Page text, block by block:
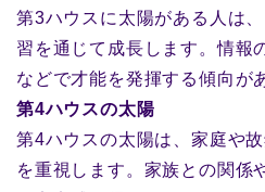
第3ハウスに太陽がある人は
習を通じて成長します。情報
などで才能を発揮する傾向が
第4ハウスの太陽
第4ハウスの太陽は、家庭や
を重視します。家族との関係